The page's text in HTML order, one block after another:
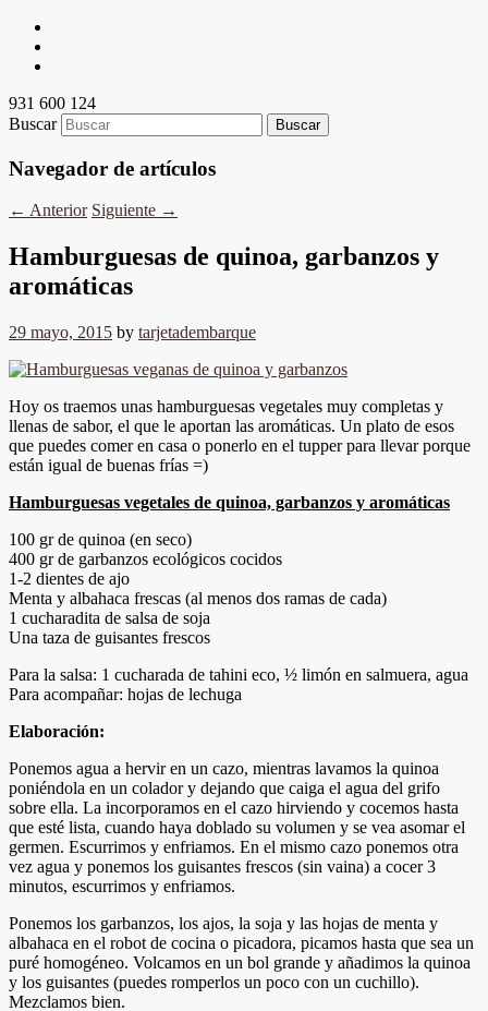
931 600 124
Buscar
Navegador de artículos
← Anterior Siguiente →
Hamburguesas de quinoa, garbanzos y
aromáticas
29 mayo, 2015 by tarjetadembarque
Hoy os traemos unas hamburguesas vegetales muy completas y
llenas de sabor, el que le aportan las aromáticas. Un plato de esos
que puedes comer en casa o ponerlo en el tupper para llevar porque
están igual de buenas frías =)
Hamburguesas vegetales de quinoa, garbanzos y aromáticas
100 gr de quinoa (en seco)
400 gr de garbanzos ecológicos cocidos
1-2 dientes de ajo
Menta y albahaca frescas (al menos dos ramas de cada)
1 cucharadita de salsa de soja
Una taza de guisantes frescos
Para la salsa: 1 cucharada de tahini eco, ½ limón en salmuera, agua
Para acompañar: hojas de lechuga
Elaboración:
Ponemos agua a hervir en un cazo, mientras lavamos la quinoa
poniéndola en un colador y dejando que caiga el agua del grifo
sobre ella. La incorporamos en el cazo hirviendo y cocemos hasta
que esté lista, cuando haya doblado su volumen y se vea asomar el
germen. Escurrimos y enfriamos. En el mismo cazo ponemos otra
vez agua y ponemos los guisantes frescos (sin vaina) a cocer 3
minutos, escurrimos y enfriamos.
Ponemos los garbanzos, los ajos, la soja y las hojas de menta y
albahaca en el robot de cocina o picadora, picamos hasta que sea un
puré homogéneo. Volcamos en un bol grande y añadimos la quinoa
y los guisantes (puedes romperlos un poco con un cuchillo).
Mezclamos bien.